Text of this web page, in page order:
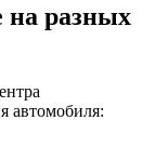
на разных
автомобиля: